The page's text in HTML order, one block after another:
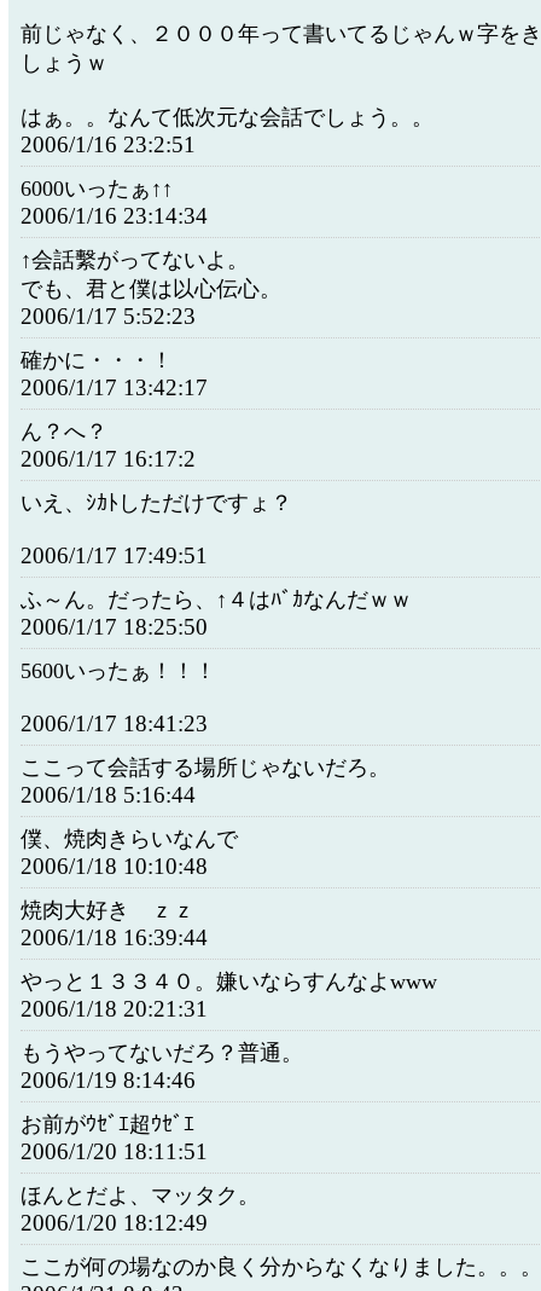
前じゃなく、２０００年って書いてるじゃんｗ字を
しょうｗ
はぁ。。なんて低次元な会話でしょう。。
2006/1/16 23:2:51
6000いったぁ↑↑
2006/1/16 23:14:34
↑会話繫がってないよ。
でも、君と僕は以心伝心。
2006/1/17 5:52:23
確かに・・・！
2006/1/17 13:42:17
ん？へ？
2006/1/17 16:17:2
いえ、ｼｶﾄしただけですょ？
2006/1/17 17:49:51
ふ～ん。だったら、↑４はﾊﾞｶなんだｗｗ
2006/1/17 18:25:50
5600いったぁ！！！
2006/1/17 18:41:23
ここって会話する場所じゃないだろ。
2006/1/18 5:16:44
僕、焼肉きらいなんで
2006/1/18 10:10:48
焼肉大好き ｚｚ
2006/1/18 16:39:44
やっと１３３４０。嫌いならすんなよwww
2006/1/18 20:21:31
もうやってないだろ？普通。
2006/1/19 8:14:46
お前がｳｾﾞｴ超ｳｾﾞｴ
2006/1/20 18:11:51
ほんとだよ、マッタク。
2006/1/20 18:12:49
ここが何の場なのか良く分からなくなりました。。